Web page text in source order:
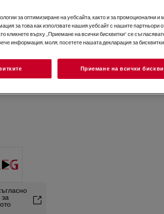
за оптимизиране на уебсайта, както и за промоционални и
за това как използвате нашия уебсайт с нашите партньори
кликнете върху „Приемане на всички бисквитки“ се
информация, моля, посетете нашата декларация за бисквитки.
Приемане на всички